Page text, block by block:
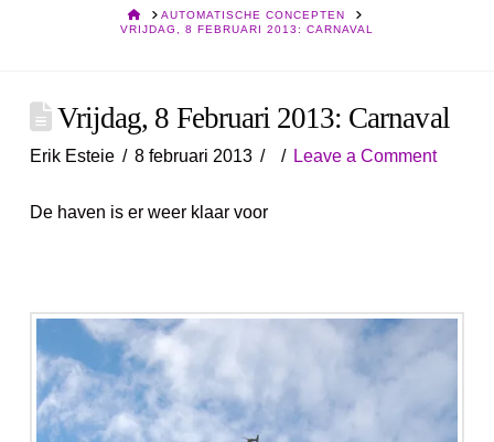
HOMEAUTOMATISCHE CONCEPTEN
VRIJDAG, 8 FEBRUARI 2013: CARNAVAL
Vrijdag, 8 Februari 2013: Carnaval
Erik Esteie 8 februari 2013 Leave a Comment
De haven is er weer klaar voor